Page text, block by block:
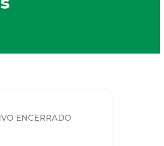
ENCERRADO